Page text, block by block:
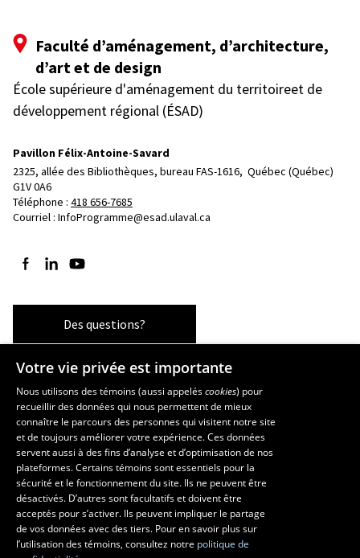
Faculté d’aménagement, d’architecture,
d’art et de design
École supérieure d'aménagement du territoireet de
développement régional (ÉSAD)
Pavillon Félix-Antoine-Savard
2325, allée des Bibliothèques, bureau FAS-1616, Québec (Québec)
G1V 0A6
Téléphone : 418 656-7685
Courriel : InfoProgramme@esad.ulaval.ca
Suivez-nous sur Facebook
Suivez-nous sur LinkedIn
Suivez-nous sur YouTube
Des questions?
Les écoles et la recherche
École supérieure d’aménagement du territoire et de développement
régional
École d’architecture
École d’art
École de design
Centre de recherche en aménagement et développement
Votre vie privée est importante
Nous utilisons des témoins (aussi appeléscookies) pour
recueillir des données qui nous permettent de mieux
connaître le parcours des personnes qui visitent notre site
et de toujours améliorer votre expérience. Ces données
servent aussi à des fins d’analyse et d’optimisation de nos
plateformes. Certains témoins sont essentiels pour la
sécurité et le fonctionnement du site. Ils ne peuvent être
désactivés. D’autres sont facultatifs et doivent être
acceptés pour s’activer. Ils peuvent impliquer le partage
de vos données avec des tiers. Pour en savoir plus sur
l’utilisation des témoins, consultez notre politique de